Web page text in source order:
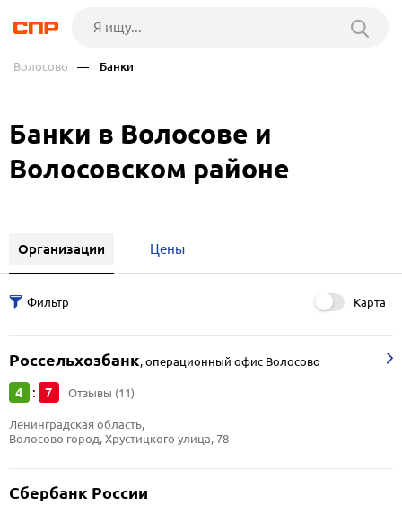
Волосово — Банки
Банки в Волосове и
Волосовском районе
Организации Цены
Карта
Россельхозбанк,операционный офис Волосово
4 : 7 Отзывы (11)
Ленинградская область,
Волосово город, Хрустицкого улица, 78
Сбербанк России